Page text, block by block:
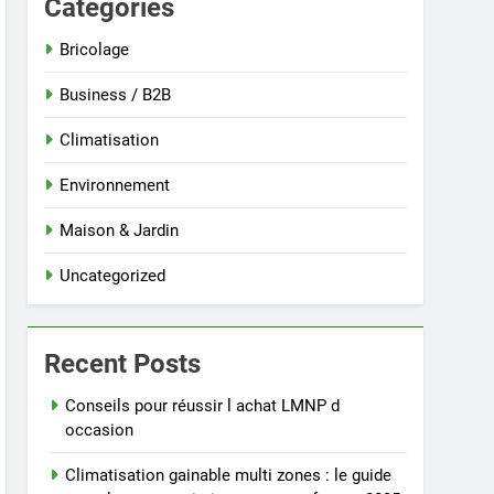
Categories
Bricolage
Business / B2B
Climatisation
Environnement
Maison & Jardin
Uncategorized
Recent Posts
Conseils pour réussir l achat LMNP d
occasion
Climatisation gainable multi zones : le guide